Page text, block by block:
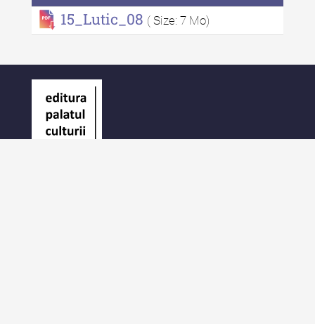
15_Lutic_08 ( Size: 7 Mo)